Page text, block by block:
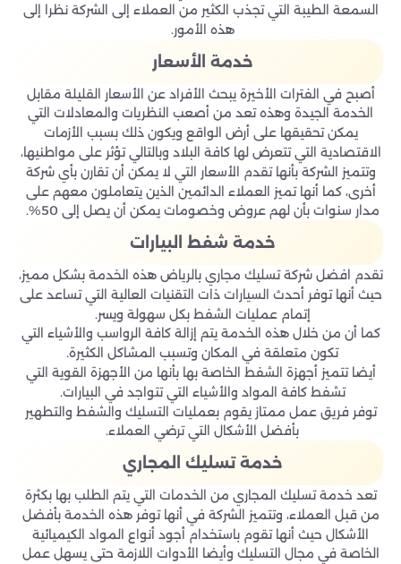
السمعة الطيبة التي تجذب الكثير من العملاء إلى الشركة نظرا إلى
هذه الأمور.
خدمة الأسعار
أصبح في الفترات الأخيرة يبحث الأفراد عن الأسعار القليلة مقابل
الخدمة الجيدة وهذه تعد من أصعب النظريات والمعادلات التي
يمكن تحقيقها على أرض الواقع ويكون ذلك بسبب الأزمات
الاقتصادية التي تتعرض لها كافة البلاد وبالتالي تؤثر على مواطنيها،
وتتميز الشركة بأنها تقدم الأسعار التي لا يمكن أن تقارن بأي شركة
أخرى، كما أنها تميز العملاء الدائمين الذين يتعاملون معهم على
مدار سنوات بأن لهم عروض وخصومات يمكن أن يصل إلى 50%.
خدمة شفط البيارات
تقدم افضل شركة تسليك مجاري بالرياض هذه الخدمة بشكل مميز،
حيث أنها توفر أحدث السيارات ذات التقنيات العالية التي تساعد على
إتمام عمليات الشفط بكل سهولة ويسر.
كما أن من خلال هذه الخدمة يتم إزالة كافة الرواسب والأشياء التي
تكون متعلقة في المكان وتسبب المشاكل الكثيرة.
أيضا تتميز أجهزة الشفط الخاصة بها بأنها من الأجهزة القوية التي
تشفط كافة المواد والأشياء التي تتواجد في البيارات.
توفر فريق عمل ممتاز يقوم بعمليات التسليك والشفط والتطهير
بأفضل الأشكال التي ترضي العملاء.
خدمة تسليك المجاري
تعد خدمة تسليك المجاري من الخدمات التي يتم الطلب بها بكثرة
من قبل العملاء، وتتميز الشركة في أنها توفر هذه الخدمة بأفضل
الأشكال حيث أنها تقوم باستخدام أجود أنواع المواد الكيميائية
الخاصة في مجال التسليك وأيضا الأدوات اللازمة حتى يسهل عمل